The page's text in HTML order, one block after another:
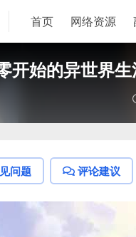
首页 网络资源
开始的异世界
问题 评论建议